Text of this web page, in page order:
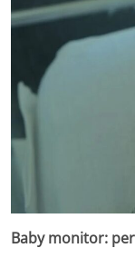
Baby monitor: